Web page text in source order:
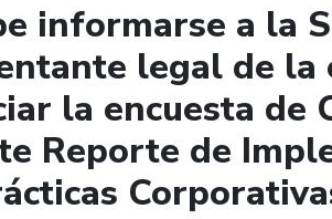
informarse a la
legal de la
la encuesta de
Reporte de